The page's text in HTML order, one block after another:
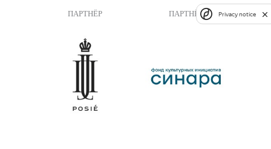
ПАРТНЁР ПАРТНЁР Privacy notice